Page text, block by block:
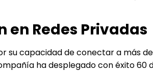
en Redes Privadas
su capacidad de conectar a más
ha desplegado con éxito 60